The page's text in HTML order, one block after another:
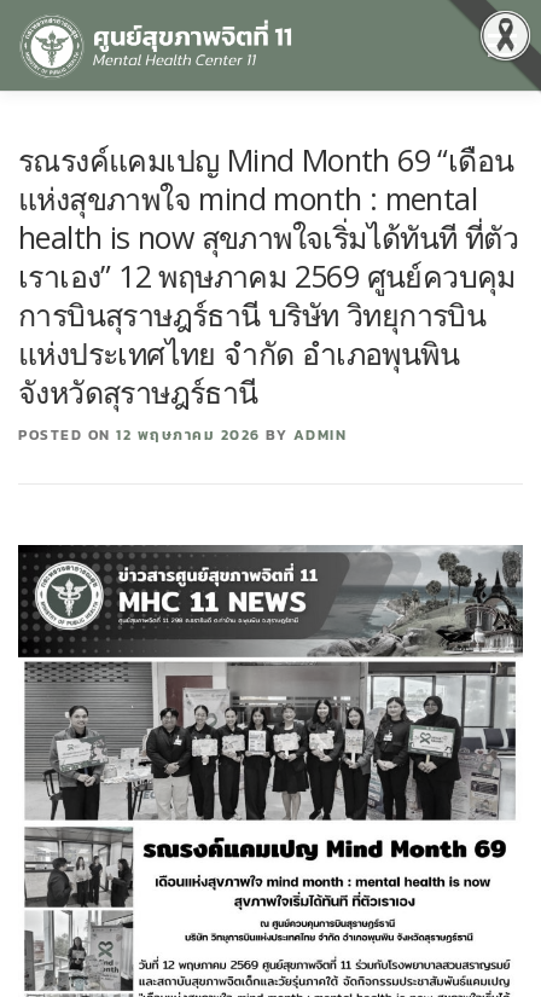
Menu
ศูนย์ข้อมูลข่าวสาร DATA CATALOG สื่อสุขภาพจิต
คู่มือ สำหรับบุคลากร
รณรงค์แคมเปญ Mind Month 69 “เดือน
แห่งสุขภาพใจ mind month : mental
health is now สุขภาพใจเริ่มได้ทันที ที่ตัว
เราเอง” 12 พฤษภาคม 2569 ศูนย์ควบคุม
การบินสุราษฎร์ธานี บริษัท วิทยุการบิน
แห่งประเทศไทย จำกัด อำเภอพุนพิน
จังหวัดสุราษฎร์ธานี
POSTED ON 12 พฤษภาคม 2026 BY ADMIN